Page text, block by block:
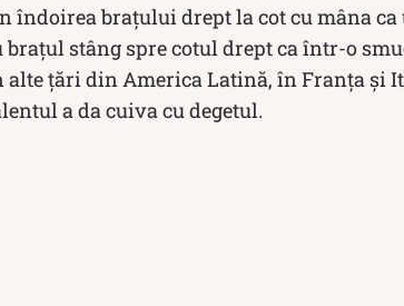
îndoirea brațului drept la cot cu mâna
brațul stâng spre cotul drept ca într-o
alte țări din America Latină, în Franța și
a da cuiva cu degetul.